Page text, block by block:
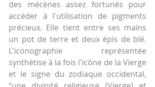
des mécènes assez fortunés pour
accéder à l'utilisation de pigments
précieux. Elle tient entre ses mains
un pot de terre et deux épis de blé.
L'iconographie représentée
synthétise à la fois l'icône de la Vierge
et le signe du zodiaque occidental,